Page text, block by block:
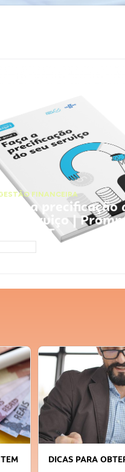
FINANCEIRA
Faça a precificação
seu serviço |
ChatGPT
DICAS PARA